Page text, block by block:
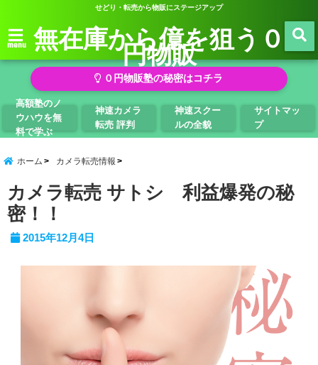
せどり・転売から物販にステージアップ
menu 無在庫から億を狙う０
円物販
０円物販塾の秘密はコチラ
高額塾のノ
ウハウを無
料で学ぶ
神速カメラ
転売 評判
神速スクー
ルの全貌
サイトマッ
プ
ホーム カメラ転売情報
カメラ転売 サトシ 利益爆発の秘
密！！
2015年12月4日